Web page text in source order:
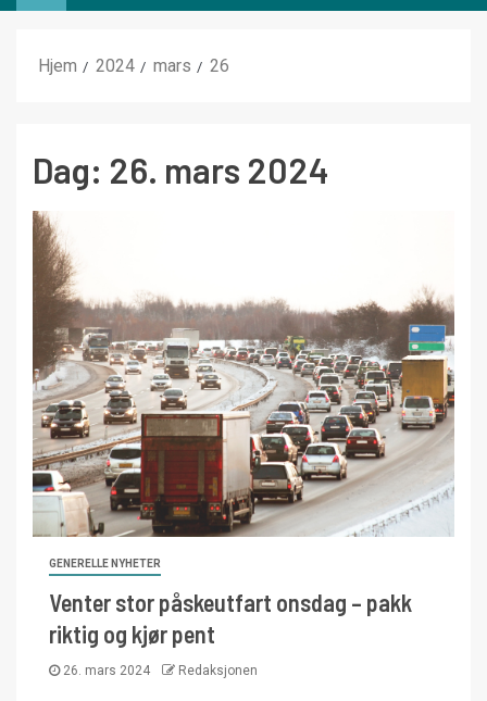
Hjem 2024 mars 26
Dag: 26. mars 2024
GENERELLE NYHETER
Venter stor påskeutfart onsdag – pakk
riktig og kjør pent
26. mars 2024 Redaksjonen